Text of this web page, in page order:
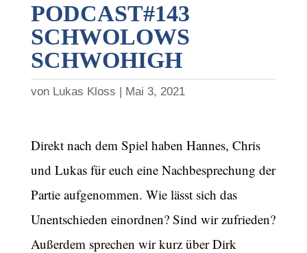
PODCAST#143
SCHWOLOWS
SCHWOHIGH
von Lukas Kloss Mai 3, 2021
Direkt nach dem Spiel haben Hannes, Chris
und Lukas für euch eine Nachbesprechung der
Partie aufgenommen. Wie lässt sich das
Unentschieden einordnen? Sind wir zufrieden?
Außerdem sprechen wir kurz über Dirk